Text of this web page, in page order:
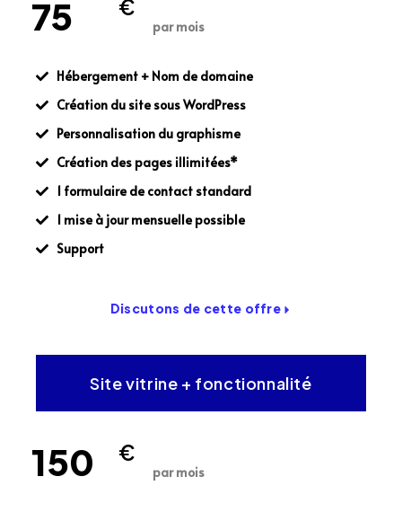
75 €
par mois
Hébergement + Nom de domaine
Création du site sous WordPress
Personnalisation du graphisme
Création des pages illimitées*
1 formulaire de contact standard
1 mise à jour mensuelle possible
Support
Discutons de cette offre
Site vitrine + fonctionnalité
150 €
par mois